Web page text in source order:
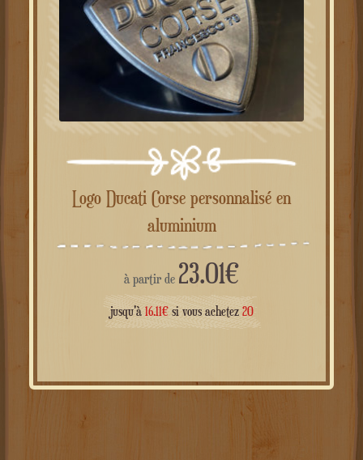
Logo Ducati Corse personnalisé en
aluminium
à partir de 23.01€
jusqu'à 16.11€si vous achetez 20